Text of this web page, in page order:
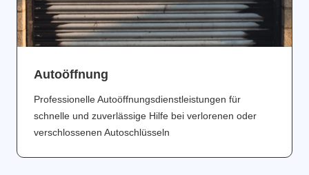
Аutoöffnung
Professionelle Autoöffnungsdienstleistungen für
schnelle und zuverlässige Hilfe bei verlorenen oder
verschlossenen Autoschlüsseln